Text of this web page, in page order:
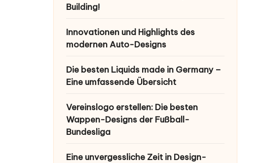
Building!
Innovationen und Highlights des
modernen Auto-Designs
Die besten Liquids made in Germany –
Eine umfassende Übersicht
Vereinslogo erstellen: Die besten
Wappen-Designs der Fußball-
Bundesliga
Eine unvergessliche Zeit in Design-